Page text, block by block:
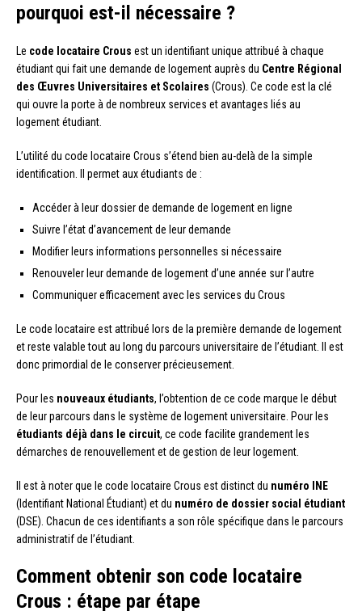
pourquoi est-il nécessaire ?
Le code locataire Crous est un identifiant unique attribué à chaque
étudiant qui fait une demande de logement auprès du Centre Régional
des Œuvres Universitaires et Scolaires (Crous). Ce code est la clé
qui ouvre la porte à de nombreux services et avantages liés au
logement étudiant.
L’utilité du code locataire Crous s’étend bien au-delà de la simple
identification. Il permet aux étudiants de :
Accéder à leur dossier de demande de logement en ligne
Suivre l’état d’avancement de leur demande
Modifier leurs informations personnelles si nécessaire
Renouveler leur demande de logement d’une année sur l’autre
Communiquer efficacement avec les services du Crous
Le code locataire est attribué lors de la première demande de logement
et reste valable tout au long du parcours universitaire de l’étudiant. Il est
donc primordial de le conserver précieusement.
Pour les nouveaux étudiants, l’obtention de ce code marque le début
de leur parcours dans le système de logement universitaire. Pour les
étudiants déjà dans le circuit, ce code facilite grandement les
démarches de renouvellement et de gestion de leur logement.
Il est à noter que le code locataire Crous est distinct du numéro INE
(Identifiant National Étudiant) et du numéro de dossier social étudiant
(DSE). Chacun de ces identifiants a son rôle spécifique dans le parcours
administratif de l’étudiant.
Comment obtenir son code locataire
Crous : étape par étape